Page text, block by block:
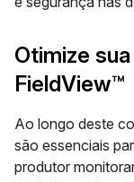
Otimize
FieldView™
Ao longo deste
são essenciais
produtor